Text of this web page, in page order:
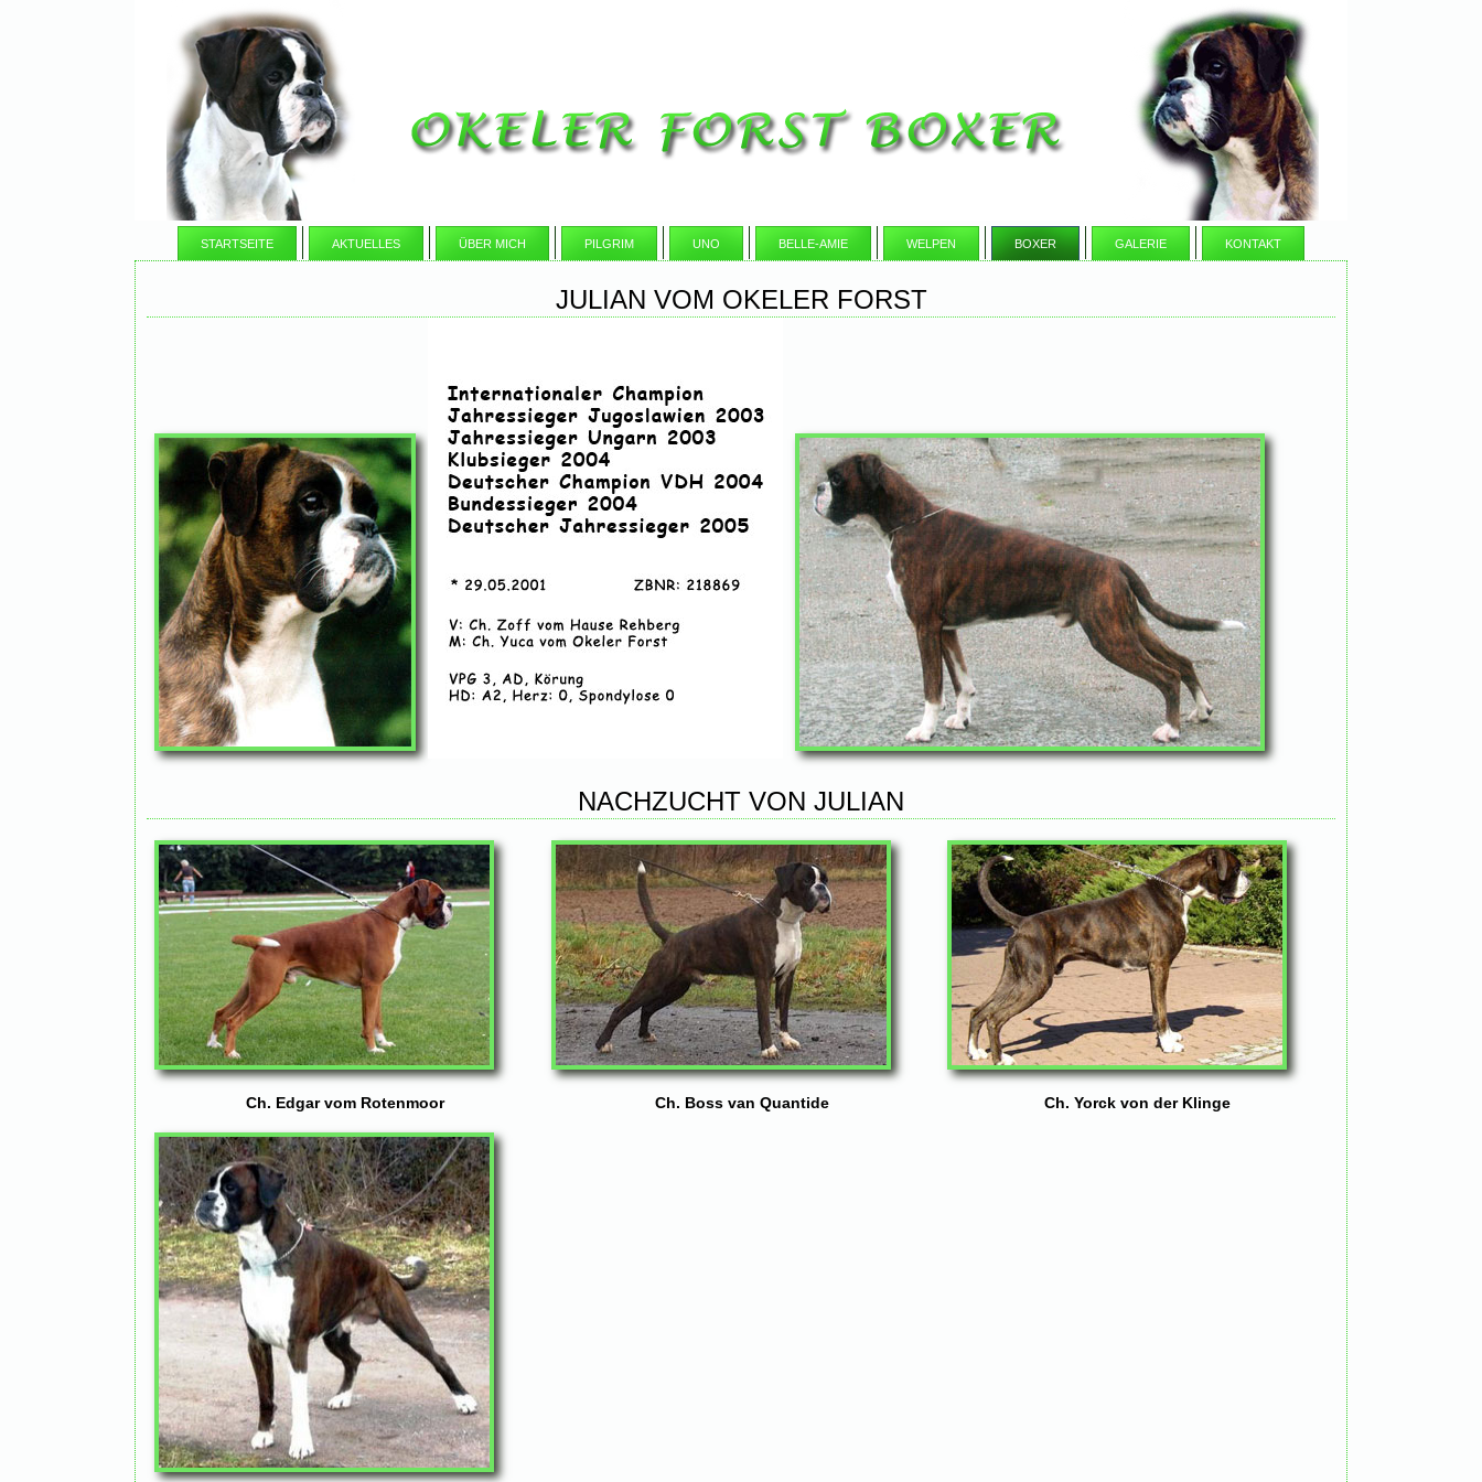
STARTSEITE AKTUELLES ÜBER MICH PILGRIM UNO BELLE-AMIE WELPEN BOXER GALERIE KONTAKT
JULIAN VOM OKELER FORST
NACHZUCHT VON JULIAN
Ch. Edgar vom Rotenmoor Ch. Boss van Quantide Ch. Yorck von der Klinge